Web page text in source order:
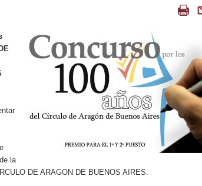
la
DE ARAGON DE BUENOS AIRES.